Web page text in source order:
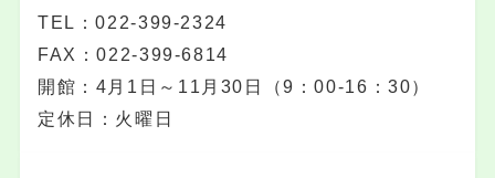
TEL：022-399-2324
FAX：022-399-6814
開館：4月1日～11月30日（9：00-16：30）
定休日：火曜日